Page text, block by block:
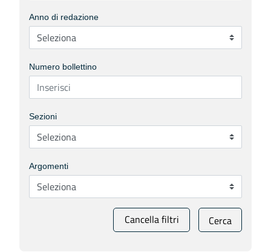
Anno di redazione
Numero bollettino
Sezioni
Argomenti
Cancella filtri Cerca